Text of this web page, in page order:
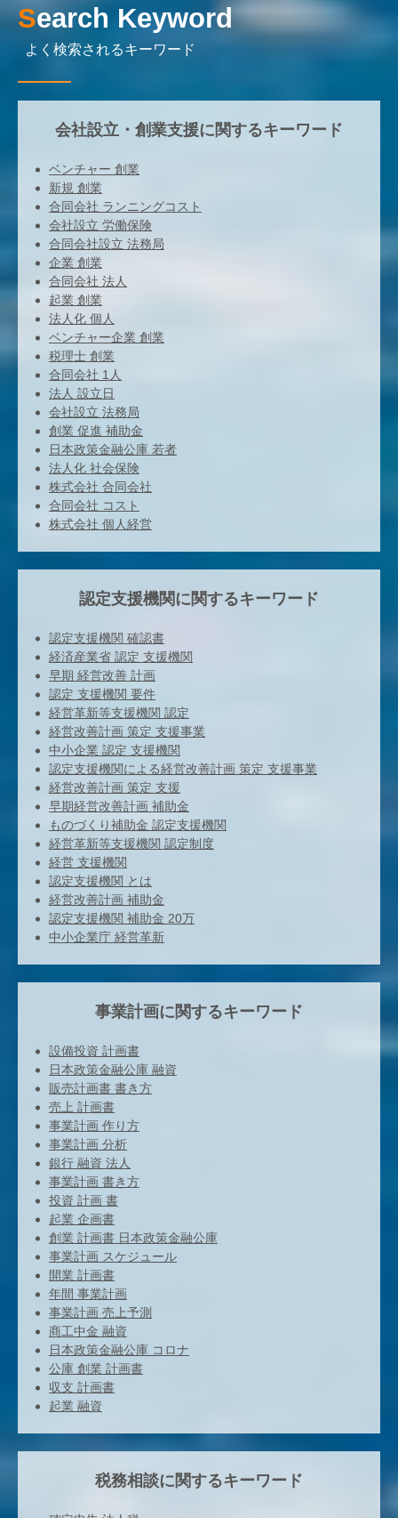
Search Keyword
よく検索されるキーワード
会社設立・創業支援に関するキーワード
ベンチャー 創業
新規 創業
合同会社 ランニングコスト
会社設立 労働保険
合同会社設立 法務局
企業 創業
合同会社 法人
起業 創業
法人化 個人
ベンチャー企業 創業
税理士 創業
合同会社 1人
法人 設立日
会社設立 法務局
創業 促進 補助金
日本政策金融公庫 若者
法人化 社会保険
株式会社 合同会社
合同会社 コスト
株式会社 個人経営
認定支援機関に関するキーワード
認定支援機関 確認書
経済産業省 認定 支援機関
早期 経営改善 計画
認定 支援機関 要件
経営革新等支援機関 認定
経営改善計画 策定 支援事業
中小企業 認定 支援機関
認定支援機関による経営改善計画 策定 支援事業
経営改善計画 策定 支援
早期経営改善計画 補助金
ものづくり補助金 認定支援機関
経営革新等支援機関 認定制度
経営 支援機関
認定支援機関 とは
経営改善計画 補助金
認定支援機関 補助金 20万
中小企業庁 経営革新
事業計画に関するキーワード
設備投資 計画書
日本政策金融公庫 融資
販売計画書 書き方
売上 計画書
事業計画 作り方
事業計画 分析
銀行 融資 法人
事業計画 書き方
投資 計画 書
起業 企画書
創業 計画書 日本政策金融公庫
事業計画 スケジュール
開業 計画書
年間 事業計画
事業計画 売上予測
商工中金 融資
日本政策金融公庫 コロナ
公庫 創業 計画書
収支 計画書
起業 融資
税務相談に関するキーワード